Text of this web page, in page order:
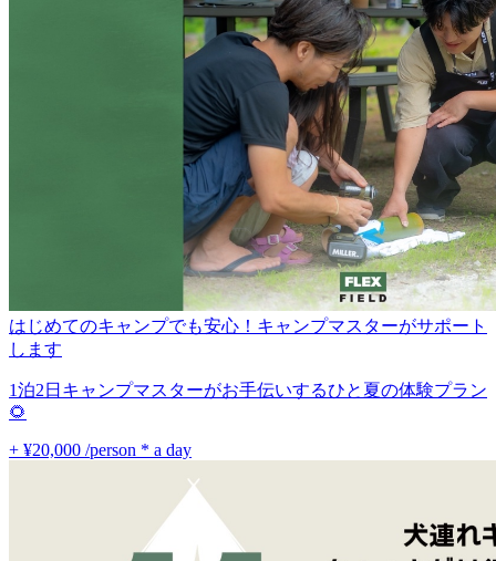
はじめてのキャンプでも安心！キャンプマスターがサポート
します
1泊2日キャンプマスターがお手伝いするひと夏の体験プラン
🌻
+ ¥20,000 /person * a day